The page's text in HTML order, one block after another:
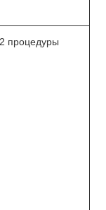
2 процедуры